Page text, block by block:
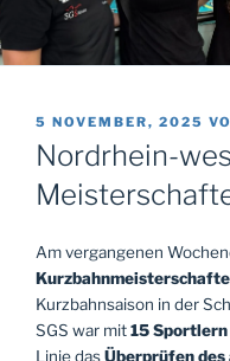
VERÖFFENTLICHT
AM
5 NOVEMBER, 2025
Nordrhein-
Am vergangenen
Kurzbahnsaison in der
SGS war mit15 Sportlern
Linie dasÜberprüfen